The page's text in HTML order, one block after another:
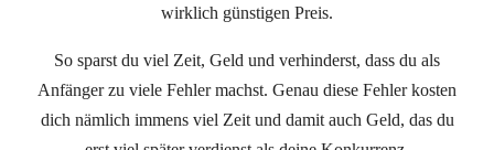
wirklich günstigen Preis.
So sparst du viel Zeit, Geld und verhinderst, dass du als
Anfänger zu viele Fehler machst. Genau diese Fehler kosten
dich nämlich immens viel Zeit und damit auch Geld, das du